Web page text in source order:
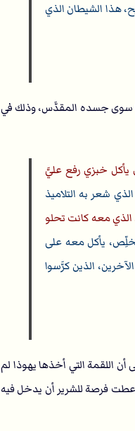
هذا الشيطان الذي
أكله يهوذا سوى جسده المقدَّس، وذلك في
يأكل خبزي رفع عليَّ
شعر به التلاميذ
معه كانت تحلو
يأكل معه على
الذين كرَّسوا
حيث يؤكِّد على أن اللقمة التي أخذها يهوذا لم
أعطت فرصة للشرير أن يدخل فيه